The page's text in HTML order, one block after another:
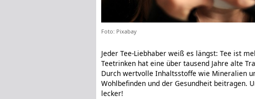
Foto: Pixabay
Jeder Tee-Liebhaber weiß es längst: Tee ist
Teetrinken hat eine über tausend Jahre alte
Durch wertvolle Inhaltsstoffe wie Mineralien
Wohlbefinden und der Gesundheit beitragen.
lecker!